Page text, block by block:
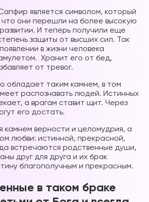
является символом, который
что они перешли на более высокую
И теперь получили еще
защиты от высших сил. Так
в жизни человека
Хранит его от бед,
от тревог.
обладает таким камнем, в том
распознавать людей. Истинных
а врагам ставит щит. Через
его достать.
камнем верности и целомудрия, а
любви: истинной, прекрасной,
встречаются родственные души,
друг для друга и их брак
благополучным и прекрасным.
в таком браке